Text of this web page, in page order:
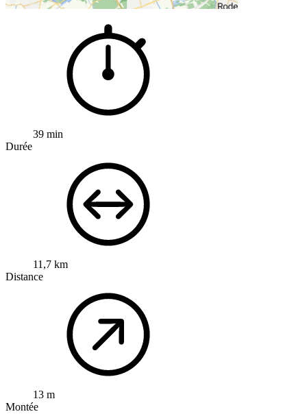
39 min
Durée
11,7 km
Distance
13 m
Montée